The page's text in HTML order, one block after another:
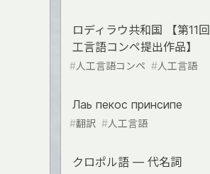
ロディラウ共和国 【第11
工言語コンペ提出作品】
#人工言語コンペ #人工言語
Лаь пекос принсипе
#翻訳 #人工言語
クロポル語 ― 代名詞